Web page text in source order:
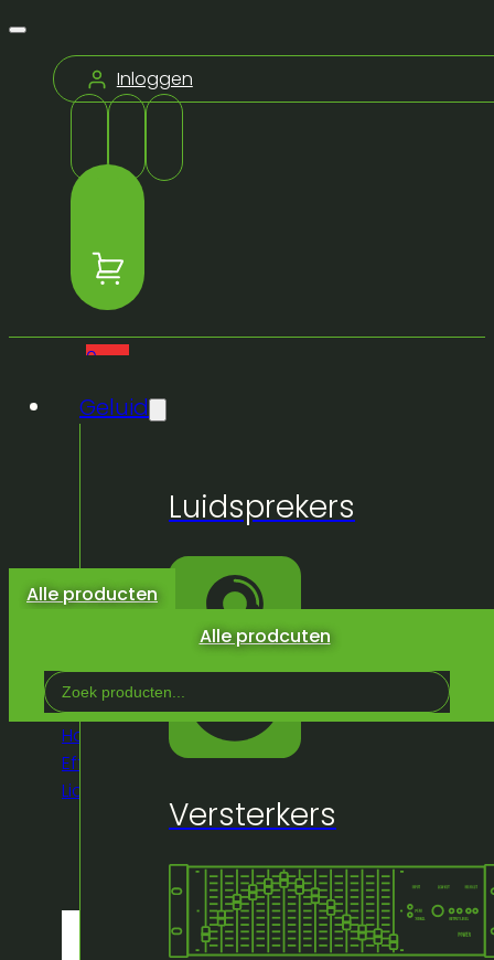
Alle prodcuten
Inloggen
0
producten
winkelwagen.
Geluid
Luidsprekers
Versterkers
Alle producten
Search
...
Home
Winkel
Licht &
Effeckten
Binnen/Vast Licht
Licht